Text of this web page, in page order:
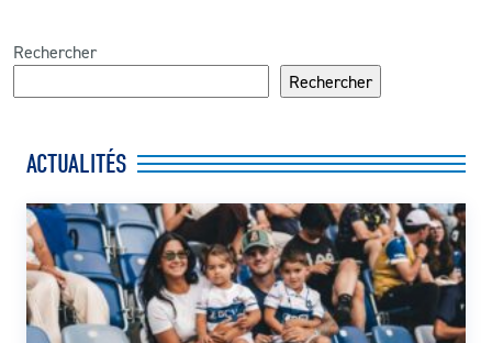
Rechercher
Rechercher
ACTUALITÉS